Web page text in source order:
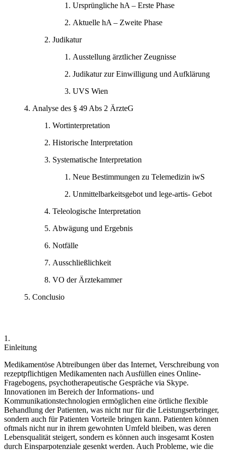
Ursprüngliche hA – Erste Phase
Aktuelle hA – Zweite Phase
Judikatur
Ausstellung ärztlicher Zeugnisse
Judikatur zur Einwilligung und Aufklärung
UVS Wien
Analyse des § 49 Abs 2 ÄrzteG
Wortinterpretation
Historische Interpretation
Systematische Interpretation
Neue Bestimmungen zu Telemedizin iwS
Unmittelbarkeitsgebot und lege-artis- Gebot
Teleologische Interpretation
Abwägung und Ergebnis
Notfälle
Ausschließlichkeit
VO der Ärztekammer
Conclusio
1.
Einleitung
Medikamentöse Abtreibungen über das Internet, Verschreibung von
rezeptpflichtigen Medikamenten nach Ausfüllen eines Online-
Fragebogens, psychotherapeutische Gespräche via Skype.
Innovationen im Bereich der Informations- und
Kommunikationstechnologien ermöglichen eine örtliche flexible
Behandlung der Patienten, was nicht nur für die Leistungserbringer,
sondern auch für Patienten Vorteile bringen kann. Patienten können
oftmals nicht nur in ihrem gewohnten Umfeld bleiben, was deren
Lebensqualität steigert, sondern es können auch insgesamt Kosten
durch Einsparpotenziale gesenkt werden. Auch Probleme, wie die